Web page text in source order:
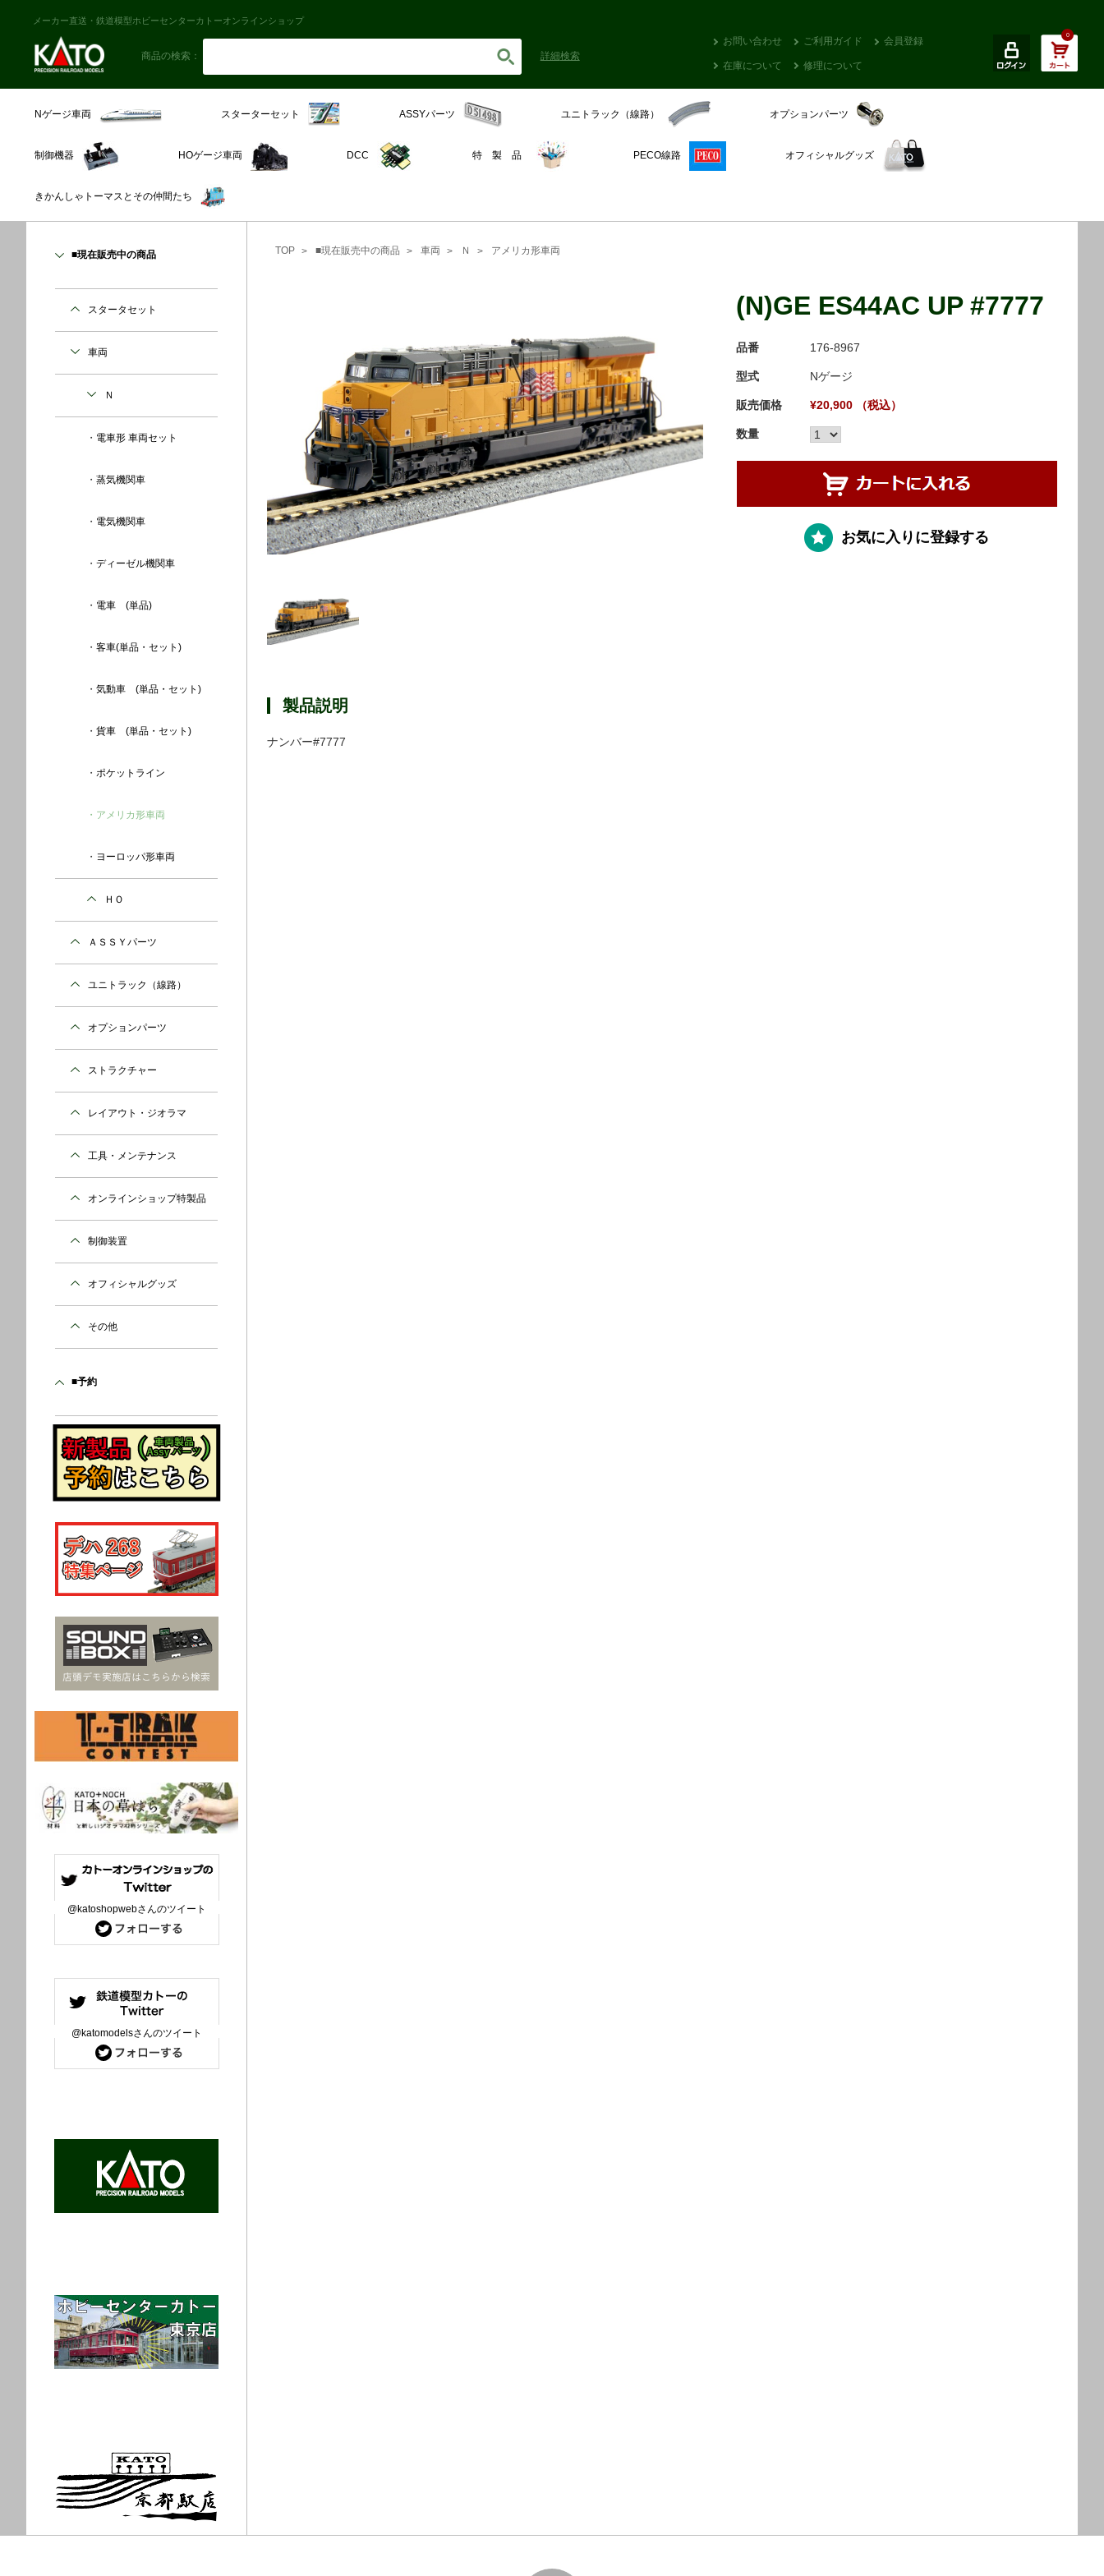
メーカー直送・鉄道模型ホビーセンターカトーオンラインショップ
商品の検索： 詳細検索
お問い合わせ ご利用ガイド 会員登録
在庫について 修理について
0
Nゲージ車両 スターターセット ASSYパーツ ユニトラック（線路） オプションパーツ
制御機器 HOゲージ車両 DCC 特 製 品 PECO線路 オフィシャルグッズ
きかんしゃトーマスとその仲間たち
TOP ■現在販売中の商品 車両 Ｎ アメリカ形車両
(N)GE ES44AC UP #7777
品番 176-8967
型式 Nゲージ
販売価格 ¥20,900 （税込）
数量
お気に入りに登録する
製品説明
ナンバー#7777
■現在販売中の商品
スタータセット
車両
Ｎ
電車形 車両セット
蒸気機関車
電気機関車
ディーゼル機関車
電車 (単品)
客車(単品・セット)
気動車 (単品・セット)
貨車 (単品・セット)
ポケットライン
アメリカ形車両
ヨーロッパ形車両
ＨＯ
ＡＳＳＹパーツ
ユニトラック（線路）
オプションパーツ
ストラクチャー
レイアウト・ジオラマ
工具・メンテナンス
オンラインショップ特製品
制御装置
オフィシャルグッズ
その他
■予約
@katoshopwebさんのツイート
@katomodelsさんのツイート